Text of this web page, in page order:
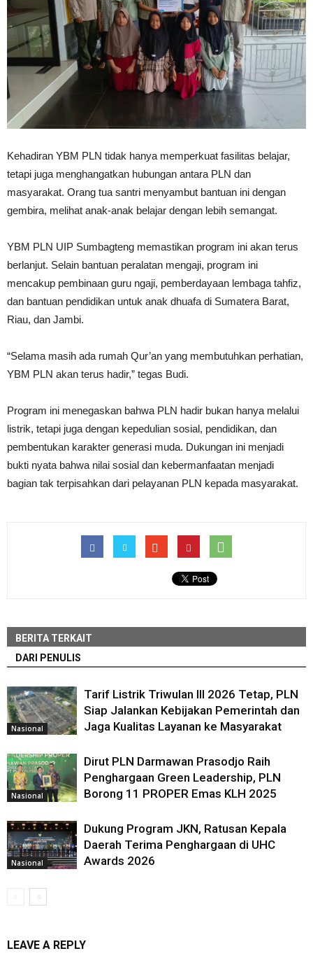
Kehadiran YBM PLN tidak hanya memperkuat fasilitas belajar,
tetapi juga menghangatkan hubungan antara PLN dan
masyarakat. Orang tua santri menyambut bantuan ini dengan
gembira, melihat anak-anak belajar dengan lebih semangat.
YBM PLN UIP Sumbagteng memastikan program ini akan terus
berlanjut. Selain bantuan peralatan mengaji, program ini
mencakup pembinaan guru ngaji, pemberdayaan lembaga tahfiz,
dan bantuan pendidikan untuk anak dhuafa di Sumatera Barat,
Riau, dan Jambi.
“Selama masih ada rumah Qur’an yang membutuhkan perhatian,
YBM PLN akan terus hadir,” tegas Budi.
Program ini menegaskan bahwa PLN hadir bukan hanya melalui
listrik, tetapi juga dengan kepedulian sosial, pendidikan, dan
pembentukan karakter generasi muda. Dukungan ini menjadi
bukti nyata bahwa nilai sosial dan kebermanfaatan menjadi
bagian tak terpisahkan dari pelayanan PLN kepada masyarakat.
BERITA TERKAIT
DARI PENULIS
Nasional
Tarif Listrik Triwulan III 2026 Tetap, PLN
Siap Jalankan Kebijakan Pemerintah dan
Jaga Kualitas Layanan ke Masyarakat
Nasional
Dirut PLN Darmawan Prasodjo Raih
Penghargaan Green Leadership, PLN
Borong 11 PROPER Emas KLH 2025
Nasional
Dukung Program JKN, Ratusan Kepala
Daerah Terima Penghargaan di UHC
Awards 2026
LEAVE A REPLY